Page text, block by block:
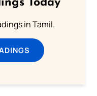
Today
in Tamil.